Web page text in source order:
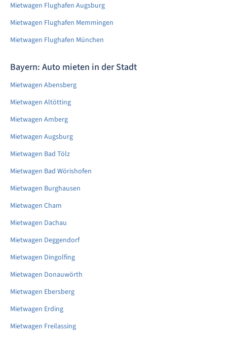
Mietwagen Flughafen Augsburg
Mietwagen Flughafen Memmingen
Mietwagen Flughafen München
Bayern: Auto mieten in der Stadt
Mietwagen Abensberg
Mietwagen Altötting
Mietwagen Amberg
Mietwagen Augsburg
Mietwagen Bad Tölz
Mietwagen Bad Wörishofen
Mietwagen Burghausen
Mietwagen Cham
Mietwagen Dachau
Mietwagen Deggendorf
Mietwagen Dingolfing
Mietwagen Donauwörth
Mietwagen Ebersberg
Mietwagen Erding
Mietwagen Freilassing